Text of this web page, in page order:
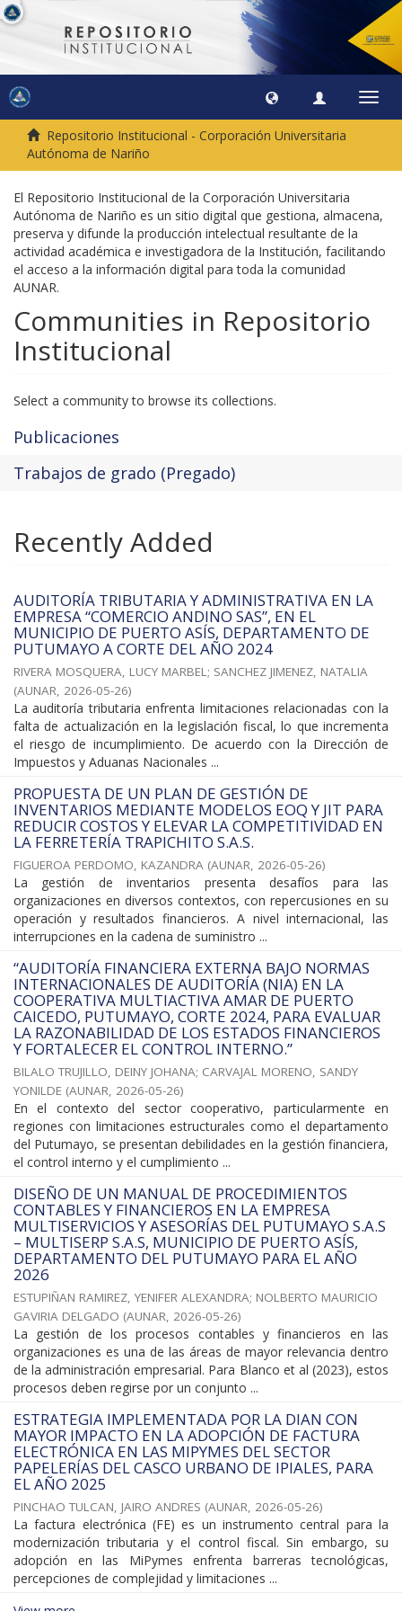
Repositorio Institucional - Corporación Universitaria
Autónoma de Nariño
El Repositorio Institucional de la Corporación Universitaria
Autónoma de Nariño es un sitio digital que gestiona, almacena,
preserva y difunde la producción intelectual resultante de la
actividad académica e investigadora de la Institución, facilitando
el acceso a la información digital para toda la comunidad
AUNAR.
Communities in Repositorio
Institucional
Select a community to browse its collections.
Publicaciones
Trabajos de grado (Pregado)
Recently Added
AUDITORÍA TRIBUTARIA Y ADMINISTRATIVA EN LA
EMPRESA “COMERCIO ANDINO SAS”, EN EL
MUNICIPIO DE PUERTO ASÍS, DEPARTAMENTO DE
PUTUMAYO A CORTE DEL AÑO 2024
RIVERA MOSQUERA, LUCY MARBEL; SANCHEZ JIMENEZ, NATALIA
(AUNAR, 2026-05-26)
La auditoría tributaria enfrenta limitaciones relacionadas con la
falta de actualización en la legislación fiscal, lo que incrementa
el riesgo de incumplimiento. De acuerdo con la Dirección de
Impuestos y Aduanas Nacionales ...
PROPUESTA DE UN PLAN DE GESTIÓN DE
INVENTARIOS MEDIANTE MODELOS EOQ Y JIT PARA
REDUCIR COSTOS Y ELEVAR LA COMPETITIVIDAD EN
LA FERRETERÍA TRAPICHITO S.A.S.
FIGUEROA PERDOMO, KAZANDRA (AUNAR, 2026-05-26)
La gestión de inventarios presenta desafíos para las
organizaciones en diversos contextos, con repercusiones en su
operación y resultados financieros. A nivel internacional, las
interrupciones en la cadena de suministro ...
“AUDITORÍA FINANCIERA EXTERNA BAJO NORMAS
INTERNACIONALES DE AUDITORÍA (NIA) EN LA
COOPERATIVA MULTIACTIVA AMAR DE PUERTO
CAICEDO, PUTUMAYO, CORTE 2024, PARA EVALUAR
LA RAZONABILIDAD DE LOS ESTADOS FINANCIEROS
Y FORTALECER EL CONTROL INTERNO.”
BILALO TRUJILLO, DEINY JOHANA; CARVAJAL MORENO, SANDY
YONILDE (AUNAR, 2026-05-26)
En el contexto del sector cooperativo, particularmente en
regiones con limitaciones estructurales como el departamento
del Putumayo, se presentan debilidades en la gestión financiera,
el control interno y el cumplimiento ...
DISEÑO DE UN MANUAL DE PROCEDIMIENTOS
CONTABLES Y FINANCIEROS EN LA EMPRESA
MULTISERVICIOS Y ASESORÍAS DEL PUTUMAYO S.A.S
– MULTISERP S.A.S, MUNICIPIO DE PUERTO ASÍS,
DEPARTAMENTO DEL PUTUMAYO PARA EL AÑO
2026
ESTUPIÑAN RAMIREZ, YENIFER ALEXANDRA; NOLBERTO MAURICIO
GAVIRIA DELGADO (AUNAR, 2026-05-26)
La gestión de los procesos contables y financieros en las
organizaciones es una de las áreas de mayor relevancia dentro
de la administración empresarial. Para Blanco et al (2023), estos
procesos deben regirse por un conjunto ...
ESTRATEGIA IMPLEMENTADA POR LA DIAN CON
MAYOR IMPACTO EN LA ADOPCIÓN DE FACTURA
ELECTRÓNICA EN LAS MIPYMES DEL SECTOR
PAPELERÍAS DEL CASCO URBANO DE IPIALES, PARA
EL AÑO 2025
PINCHAO TULCAN, JAIRO ANDRES (AUNAR, 2026-05-26)
La factura electrónica (FE) es un instrumento central para la
modernización tributaria y el control fiscal. Sin embargo, su
adopción en las MiPymes enfrenta barreras tecnológicas,
percepciones de complejidad y limitaciones ...